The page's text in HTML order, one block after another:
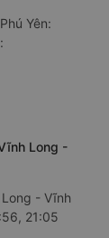
Yên:
Long -
- Vĩnh
21:05